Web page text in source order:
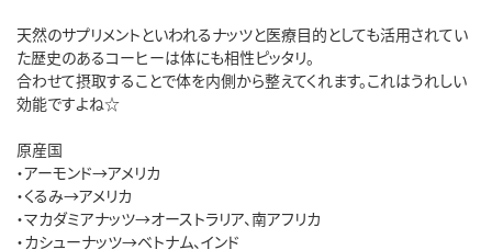
天然のサプリメントといわれるナッツと医療目的としても活用されてい
た歴史のあるコーヒーは体にも相性ピッタリ。
合わせて摂取することで体を内側から整えてくれます。これはうれしい
効能ですよね☆
原産国
・アーモンド→アメリカ
・くるみ→アメリカ
・マカダミアナッツ→オーストラリア、南アフリカ
・カシューナッツ→ベトナム、インド